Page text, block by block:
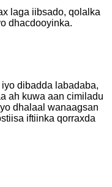
laga iibsado, qolalka
dhacdooyinka.
dibadda labadaba,
ah kuwa aan cimiladu
dhalaal wanaagsan
iftiinka qorraxda